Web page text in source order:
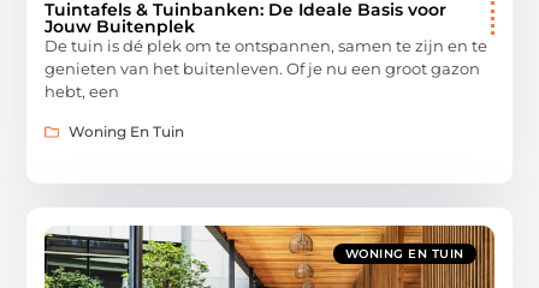
Tuintafels & Tuinbanken: De Ideale Basis voor
Jouw Buitenplek
De tuin is dé plek om te ontspannen, samen te zijn en te
genieten van het buitenleven. Of je nu een groot gazon
hebt, een
Woning En Tuin
WONING EN TUIN